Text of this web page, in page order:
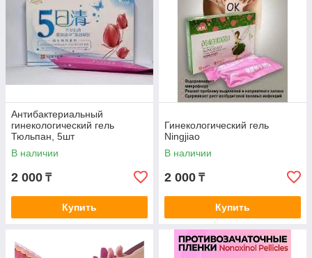
Антибактериальный
гинекологический гель
Тюльпан, 5шт
В наличии
2 000 ₸
Купить
Гинекологический гель
Ningjiao
В наличии
2 000 ₸
Купить